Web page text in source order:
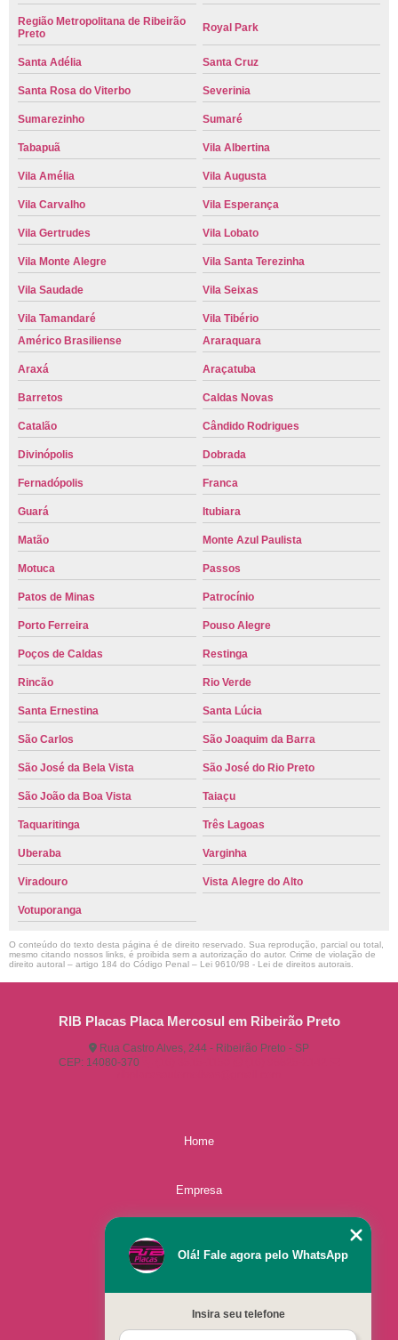
Região Metropolitana de Ribeirão
Preto
Royal Park
Santa Adélia Santa Cruz
Santa Rosa do Viterbo Severinia
Sumarezinho Sumaré
Tabapuã Vila Albertina
Vila Amélia Vila Augusta
Vila Carvalho Vila Esperança
Vila Gertrudes Vila Lobato
Vila Monte Alegre Vila Santa Terezinha
Vila Saudade Vila Seixas
Vila Tamandaré
Vila Tibério
Américo Brasiliense
Araraquara
Araxá Araçatuba
Barretos Caldas Novas
Catalão Cândido Rodrigues
Divinópolis Dobrada
Fernadópolis Franca
Guará Itubiara
Matão Monte Azul Paulista
Motuca Passos
Patos de Minas Patrocínio
Porto Ferreira Pouso Alegre
Poços de Caldas Restinga
Rincão Rio Verde
Santa Ernestina Santa Lúcia
São Carlos São Joaquim da Barra
São José da Bela Vista São José do Rio Preto
São João da Boa Vista Taiaçu
Taquaritinga Três Lagoas
Uberaba Varginha
Viradouro Vista Alegre do Alto
Votuporanga
O conteúdo do texto desta página é de direito reservado. Sua reprodução, parcial ou total,
mesmo citando nossos links, é proibida sem a autorização do autor. Crime de violação de
direito autoral – artigo 184 do Código Penal – Lei 9610/98 - Lei de direitos autorais
RIB Placas Placa Mercosul em Ribeirão Preto
Rua Castro Alves, 244 - Ribeirão Preto - SP
CEP: 14080-370
Home
Empresa
Olá! Fale agora pelo WhatsApp
Insira seu telefone